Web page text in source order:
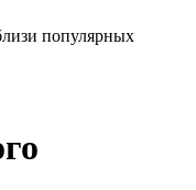
популярных